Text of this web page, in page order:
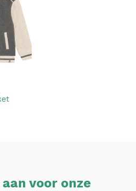
voor onze